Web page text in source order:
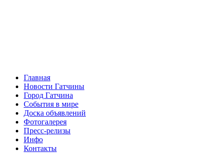
Главная
Новости Гатчины
Город Гатчина
События в мире
Доска объявлений
Фотогалерея
Пресс-релизы
Инфо
Контакты